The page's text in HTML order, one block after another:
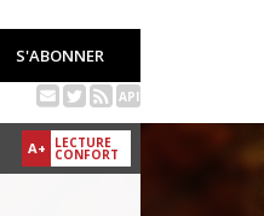
S'ABONNER
API
A+ LECTURE
CONFORT